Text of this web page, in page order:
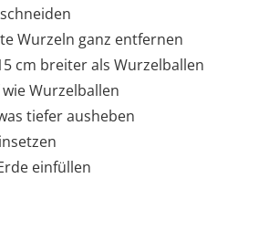
Wurzeln ganz entfernen
cm breiter als Wurzelballen
Wurzelballen
tiefer ausheben
einfüllen